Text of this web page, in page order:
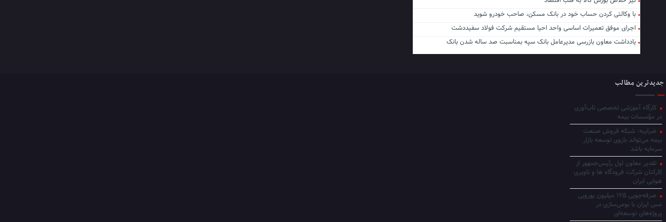
با وکالتی کردن حساب خود در بانک مسکن، صاحب خودرو شوید
اجرای موفق تعمیرات اساسی واحد احیا مستقیم شرکت فولاد سفیددشت
یادداشت معاون بازرسی مدیرعامل بانک سپه بمناسبت صد ساله شدن بانک
جدیدترین مطالب
کارگاه آموزشی تخصصی تاب‌آوری
در مؤسسات بیمه
ضرابیه: شبکه فروش صنعت
بیمه می‌تواند بازوی توسعه بازار
سرمایه باشد
تقدیر معاون اول رئیس‌جمهور از
کارکنان شرکت فرودگاه ها و ناوبری
هوایی ایران
صرفه‌جویی ۱۲۵ میلیون یورویی
مس ایران با بومی‌سازی در
پروژه‌های توسعه‌ای